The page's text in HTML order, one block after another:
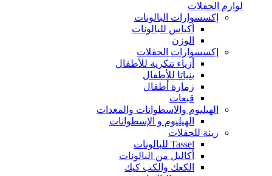
لوازم الحفلات
إكسسوارات البالونات
أكياس للبالونات
الوزن
إكسسوارات الحفلات
أزياء تنكرية للأطفال
بنياتا للأطفال
زمارة أطفال
قبعات
الهيليوم والاسطوانات والمعدات
الهيليوم و الإسطوانات
زينة للحفلات
Tassel للبالونات
أكاليل من البالونات
الكعك والكب كيك